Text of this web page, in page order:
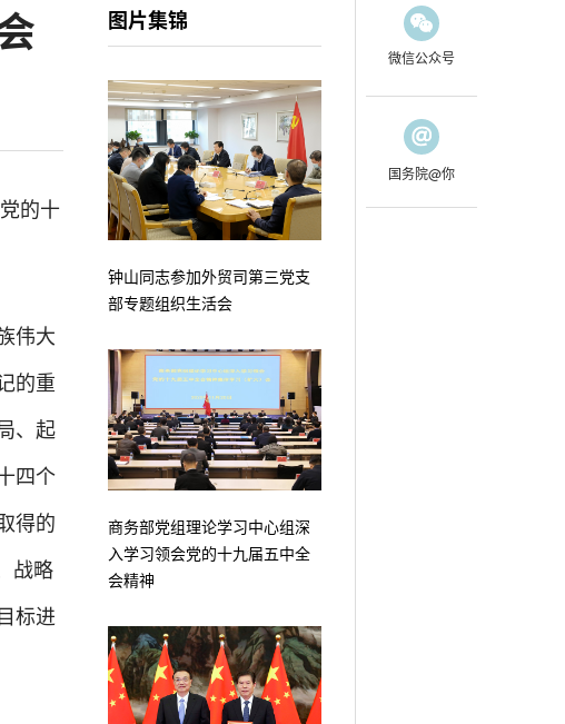
的十
伟大
的重
、起
四个
得的
战略
标进
图片集锦
钟山同志参加外贸司第三党支
部专题组织生活会
商务部党组理论学习中心组深
入学习领会党的十九届五中全
会精神
微信公众号
国务院@你